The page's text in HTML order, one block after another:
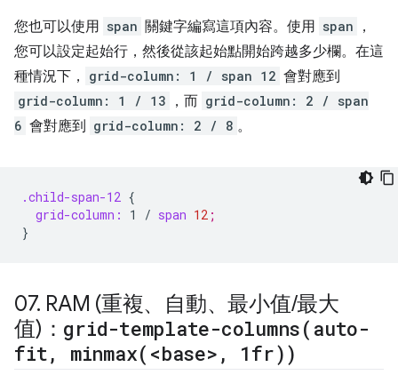
您也可以使用 span 關鍵字編寫這項內容。使用 span
，
您可以設定起始行，然後從該起始點開始跨越多少欄。在這
種情況下，
grid-column: 1 / span 12 會對應到
grid-column: 1 / 13 ，而 grid-column: 2 / span
6 會對應到 grid-column: 2 / 8 。
.child-span-12 {
grid-column:
1 / span 12 ;
}
07. RAM (重複、自動、最小值/最大
值)： grid-template-columns( auto-
fit, minmax( <base> , 1fr))